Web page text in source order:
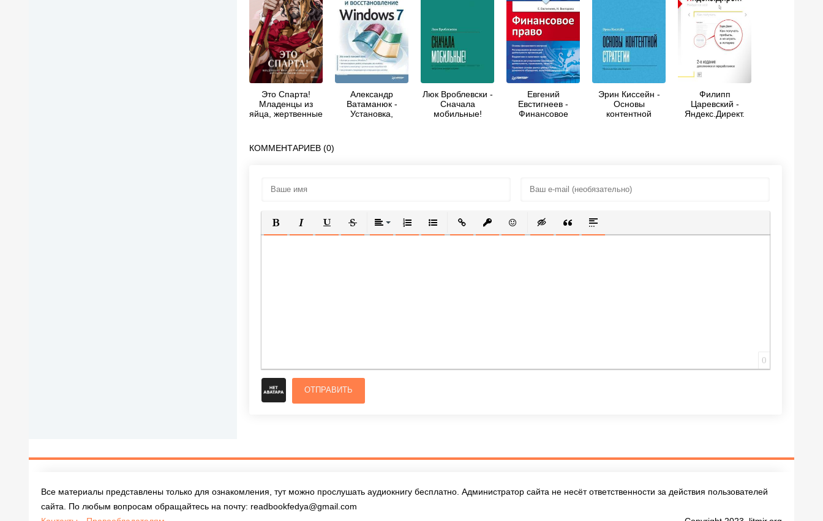
Это Спарта!
Младенцы из
яйца, жертвенные
- Филипп
Матышак
Александр
Ватаманюк -
Установка,
Люк Вроблевски -
Сначала
мобильные!
Евгений
Евстигнеев -
Финансовое
Эрин Киссейн -
Основы
контентной
Филипп
Царевский -
Яндекс.Директ.
КОММЕНТАРИЕВ (0)
ПОЛУЖИРНЫЙ
КУРСИВПОДЧЕРКНУТЫЙ
ЗАЧЕРКНУТЫЙВЫРАВНИВАНИЕ
НУМЕРОВАННЫЙ СПИСОК
МАРКИРОВАННЫЙ СПИСОК
ВСТАВИТЬ ССЫЛКУ
ВСТАВИТЬ ЗАЩИЩЕННУЮ ССЫЛКУ
ВСТАВИТЬ СМАЙЛИК
ВСТАВКА СКРЫТОГО ТЕКСТА
ВСТАВКА ЦИТАТЫ
ВСТАВКА СПОЙЛЕРА
0
ОТПРАВИТЬ
Все материалы представлены только для ознакомления, тут можно прослушать аудиокнигу бесплатно. Администратор сайта не несёт ответственности за действия пользователей
сайта. По любым вопросам обращайтесь на почту: readbookfedya@gmail.com